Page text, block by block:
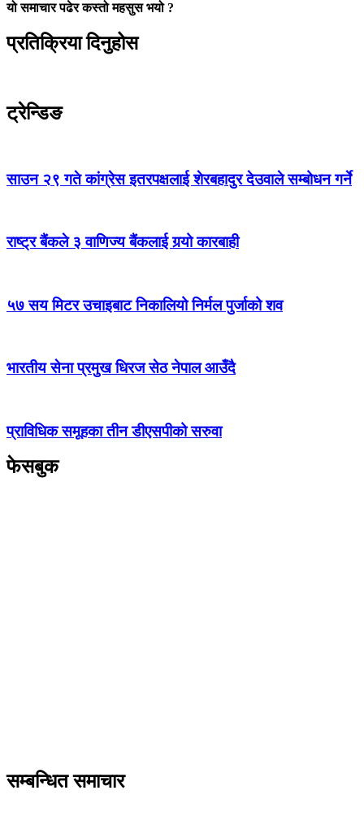
यो समाचार पढेर कस्तो महसुस भयो ?
प्रतिक्रिया दिनुहोस
ट्रेन्डिङ
साउन २९ गते कांग्रेस इतरपक्षलाई शेरबहादुर देउवाले सम्बोधन गर्ने
राष्ट्र बैंकले ३ वाणिज्य बैंकलाई गर्‍यो कारबाही
५७ सय मिटर उचाइबाट निकालियो निर्मल पुर्जाको शव
भारतीय सेना प्रमुख धिरज सेठ नेपाल आउँदै
प्राविधिक समूहका तीन डीएसपीको सरुवा
फेसबुक
सम्बन्धित समाचार